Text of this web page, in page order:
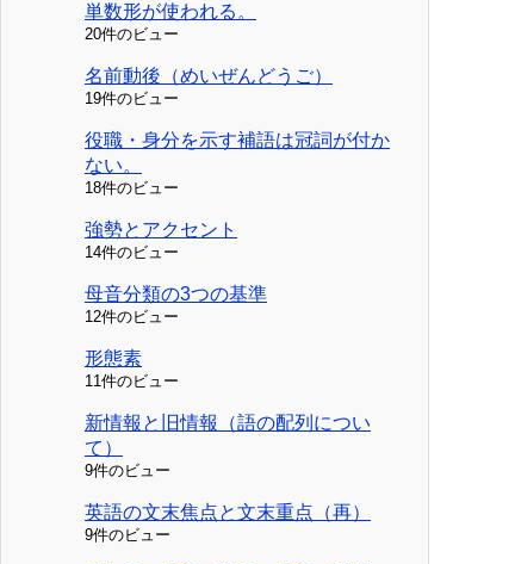
単数形が使われる。
20件のビュー
名前動後（めいぜんどうご）
19件のビュー
役職・身分を示す補語は冠詞が付か
ない。
18件のビュー
強勢とアクセント
14件のビュー
母音分類の3つの基準
12件のビュー
形態素
11件のビュー
新情報と旧情報（語の配列につい
て）
9件のビュー
英語の文末焦点と文末重点（再）
9件のビュー